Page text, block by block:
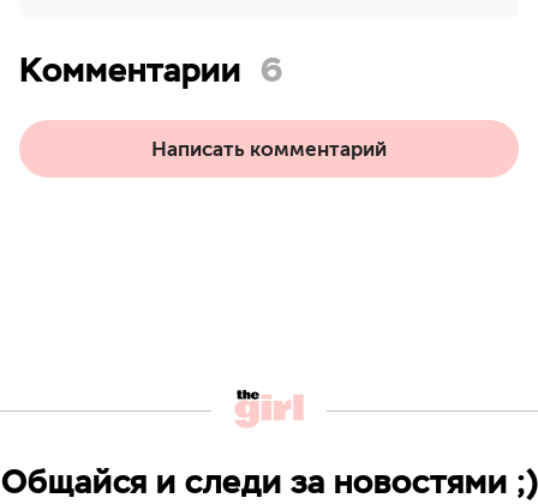
Комментарии 6
Написать комментарий
Общайся и следи за новостями ;)